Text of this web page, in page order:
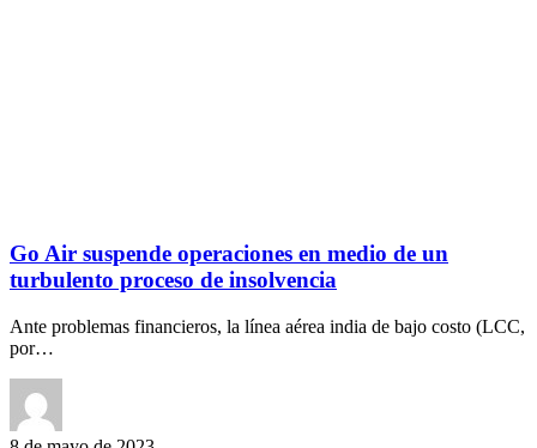
Go Air suspende operaciones en medio de un
turbulento proceso de insolvencia
Ante problemas financieros, la línea aérea india de bajo costo (LCC,
por…